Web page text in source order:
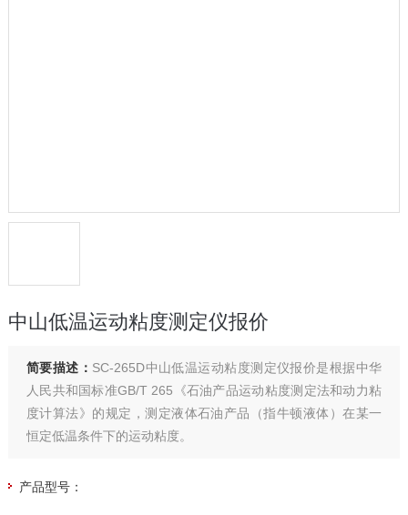
中山低温运动粘度测定仪报价
简要描述： SC-265D中山低温运动粘度测定仪报价是根据中华
人民共和国标准GB/T 265《石油产品运动粘度测定法和动力粘
度计算法》的规定，测定液体石油产品（指牛顿液体）在某一
恒定低温条件下的运动粘度。
产品型号：